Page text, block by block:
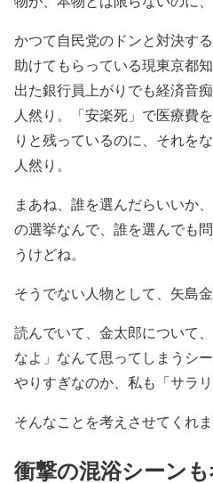
かつて自民党のドンと対決す
助けてもらっている現東京都
出た銀行員上がりでも経済音
人然り。「安楽死」で医療費
りと残っているのに、それを
人然り。
まあね、誰を選んだらいいか
の選挙なんで、誰を選んでも
うけどね。
そうでない人物として、矢島
読んでいて、金太郎について
なよ」なんて思ってしまうシ
やりすぎなのか、私も「サラ
そんなことを考えさせてくれま
衝撃の混浴シーン